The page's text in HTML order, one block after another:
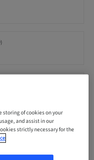
storing of cookies on your
and assist in our
strictly necessary for the